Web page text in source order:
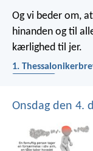
Og vi beder om,
hinanden og til
kærlighed til jer.
1.
Onsdag den 4.